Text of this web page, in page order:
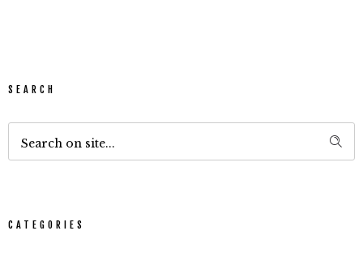
SEARCH
CATEGORIES